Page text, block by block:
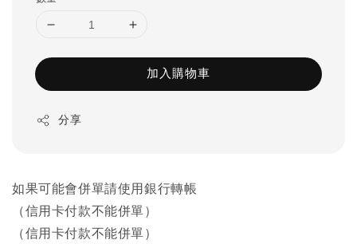
加入購物車
分享
如果可能會併單請使用銀行轉帳
（信用卡付款不能併單）
（信用卡付款不能併單）